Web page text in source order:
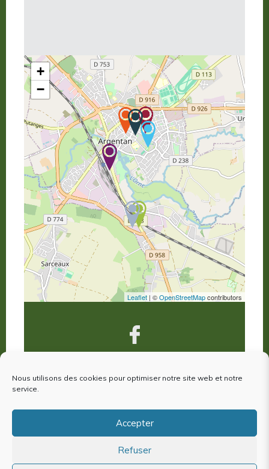
Nous utilisons des cookies pour optimiser notre site web et notre
service.
Accepter
Refuser
+
−
Leaflet | ©OpenStreetMapcontributors
VOUS ÊTES VENUS À ARGENTAN,
Plan du site
Mentions Légales
Politique de cookies (EU)